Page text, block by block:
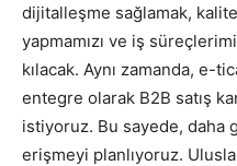
dijitalleşme sağlamak,
yapmamızı ve iş
kılacak. Aynı zamanda, e-
entegre olarak B2B satış
istiyoruz. Bu sayede, daha
erişmeyi planlıyoruz.